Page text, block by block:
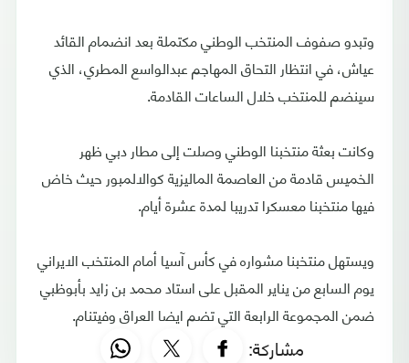
وتبدو صفوف المنتخب الوطني مكتملة بعد انضمام القائد
عياش، في انتظار التحاق المهاجم عبدالواسع المطري، الذي
سينضم للمنتخب خلال الساعات القادمة.
وكانت بعثة منتخبنا الوطني وصلت إلى مطار دبي ظهر
الخميس قادمة من العاصمة الماليزية كوالالمبور حيث خاض
فيها منتخبنا معسكرا تدريبا لمدة عشرة أيام.
ويستهل منتخبنا مشواره في كأس آسيا أمام المنتخب الايراني
يوم السابع من يناير المقبل على استاد محمد بن زايد بأبوظبي
ضمن المجموعة الرابعة التي تضم ايضا العراق وفيتنام.
مشاركة: